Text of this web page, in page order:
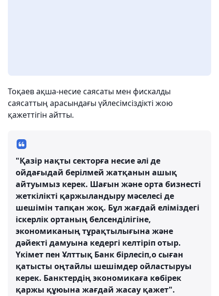
Тоқаев ақша-несие саясаты мен фискалды
саясаттың арасындағы үйлесімсіздікті жою
қажеттігін айтты.
"Қазір нақты секторға несие әлі де
ойдағыдай берілмей жатқанын ашық
айтуымыз керек. Шағын және орта бизнесті
жеткілікті қаржыландыру мәселесі де
шешімін тапқан жоқ. Бұл жағдай еліміздегі
іскерлік ортаның белсенділігіне,
экономиканың тұрақтылығына және
дәйекті дамуына кедергі келтіріп отыр.
Үкімет пен Ұлттық Банк бірлесіп,о сыған
қатысты оңтайлы шешімдер ойластыруы
керек. Банктердің экономикаға көбірек
қаржы құюына жағдай жасау қажет".